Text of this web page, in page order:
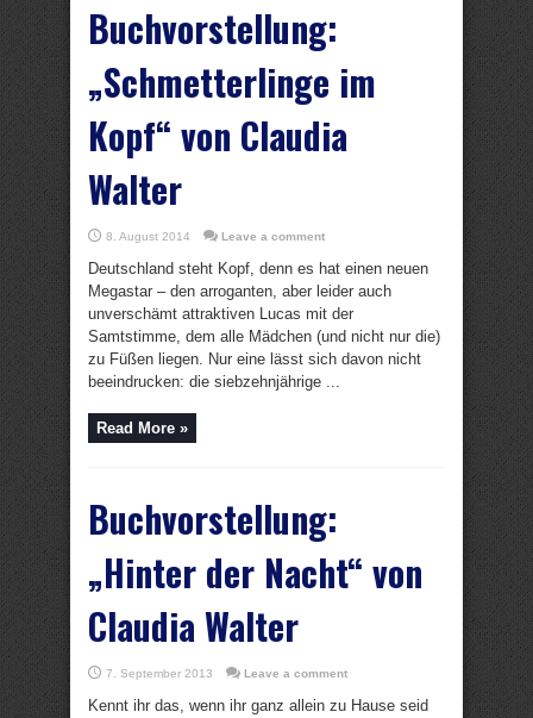
Buchvorstellung:
„Schmetterlinge im
Kopf“ von Claudia
Walter
8. August 2014 Leave a comment
Deutschland steht Kopf, denn es hat einen neuen
Megastar – den arroganten, aber leider auch
unverschämt attraktiven Lucas mit der
Samtstimme, dem alle Mädchen (und nicht nur die)
zu Füßen liegen. Nur eine lässt sich davon nicht
beeindrucken: die siebzehnjährige ...
Read More »
Buchvorstellung:
„Hinter der Nacht“ von
Claudia Walter
7. September 2013 Leave a comment
Kennt ihr das, wenn ihr ganz allein zu Hause seid